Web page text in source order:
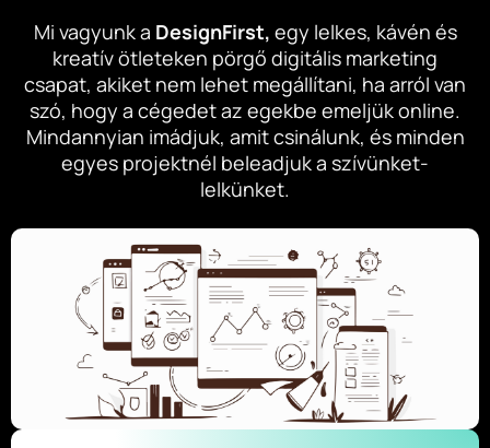
Mi vagyunk a DesignFirst, egy lelkes, kávén és
kreatív ötleteken pörgő digitális marketing
csapat, akiket nem lehet megállítani, ha arról van
szó, hogy a cégedet az egekbe emeljük online.
Mindannyian imádjuk, amit csinálunk, és minden
egyes projektnél beleadjuk a szívünket-
lelkünket.